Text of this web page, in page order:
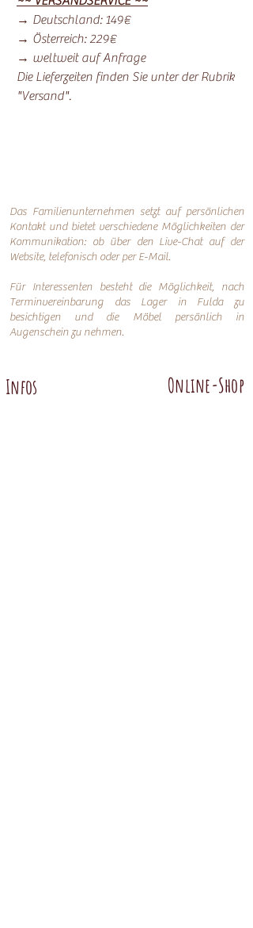
→ Deutschland: 149€
→ Österreich: 229€
→ weltweit auf Anfrage
Die Lieferzeiten finden Sie unter der Rubrik
"Versand".
Das Familienunternehmen setzt auf persönlichen
Kontakt und bietet verschiedene Möglichkeiten der
Kommunikation: ob über den Live-Chat auf der
Website, telefonisch oder perE-Mail.
Für Interessenten besteht die Möglichkeit, nach
Terminvereinbarung das Lager in Fulda zu
besichtigen und die Möbel persönlich in
Augenschein zu nehmen.
Infos Online-Shop